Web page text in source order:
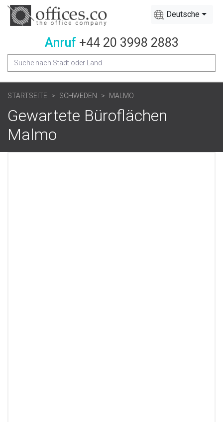
Deutsche
Anruf +44 20 3998 2883
STARTSEITE SCHWEDEN MALMO
Gewartete Büroflächen
Malmo